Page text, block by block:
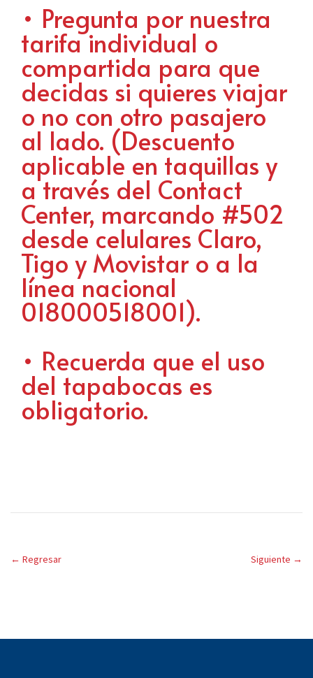
• Pregunta por nuestra
tarifa individual o
compartida para que
decidas si quieres viajar
o no con otro pasajero
al lado. (Descuento
aplicable en taquillas y
a través del Contact
Center, marcando #502
desde celulares Claro,
Tigo y Movistar o a la
línea nacional
018000518001).
• Recuerda que el uso
del tapabocas es
obligatorio.
← Regresar Siguiente →